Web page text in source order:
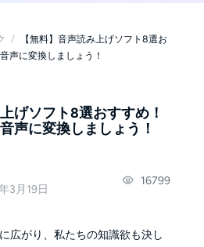
/
【無料】音声読み上げソフト8選お
声に変換しましょう！
げソフト8選おすすめ！
声に変換しましょう！
3月19日
16799
広がり、私たちの知識欲も決し